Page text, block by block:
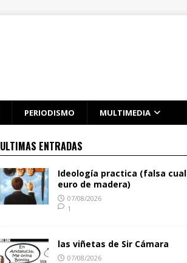
PERIODISMO MULTIMEDIA
ULTIMAS ENTRADAS
Ideología practica (falsa cual
euro de madera)
07/08/2026
1
las viñetas de Sir Cámara
07/08/2026